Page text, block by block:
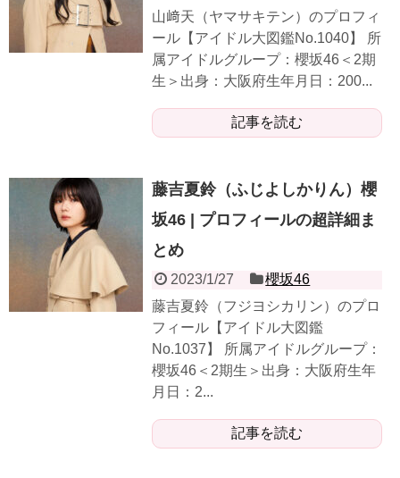
山﨑天（ヤマサキテン）のプロフィ
ール【アイドル大図鑑No.1040】 所
属アイドルグループ：櫻坂46＜2期
生＞出身：大阪府生年月日：200...
記事を読む
藤吉夏鈴（ふじよしかりん）櫻
坂46 | プロフィールの超詳細ま
とめ
2023/1/27
櫻坂46
藤吉夏鈴（フジヨシカリン）のプロ
フィール【アイドル大図鑑
No.1037】 所属アイドルグループ：
櫻坂46＜2期生＞出身：大阪府生年
月日：2...
記事を読む